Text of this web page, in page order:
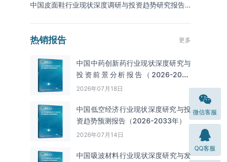
中国皮面鞋行业现状深度调研与投资趋势研究报告
热销报告 更多
中国中药创新药行业现状深度研究与
投资前景分析报告（2026-2033
年）
2026年07月18日
中国低空经济行业现状深度研究与投
资趋势预测报告（2026-2033年）
2026年07月14日
中国吸波材料‌‌‌行业现状深度研究与发
微信客服
QQ客服